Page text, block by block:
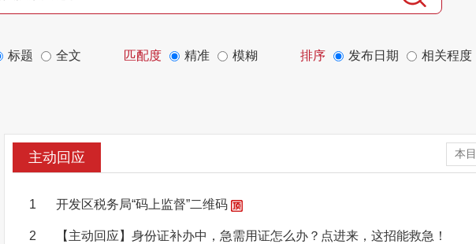
标题 全文 匹配度 精准 模糊 排序 发布日期 相关程度
主动回应
1 开发区税务局“码上监督”二维码
2 【主动回应】身份证补办中，急需用证怎么办？点进来，这招能救急！